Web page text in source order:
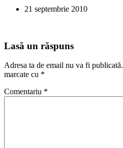
21 septembrie 2010
Lasă un răspuns
Adresa ta de email nu va fi publicată.
marcate cu *
Comentariu *